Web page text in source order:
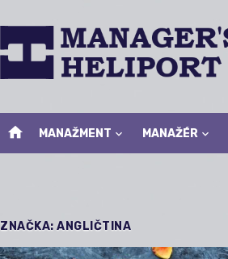
home MANAŽMENT MANAŽÉR
ZNAČKA: ANGLIČTINA